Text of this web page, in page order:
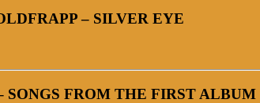
– SILVER EYE
FROM THE FIRST ALBUM